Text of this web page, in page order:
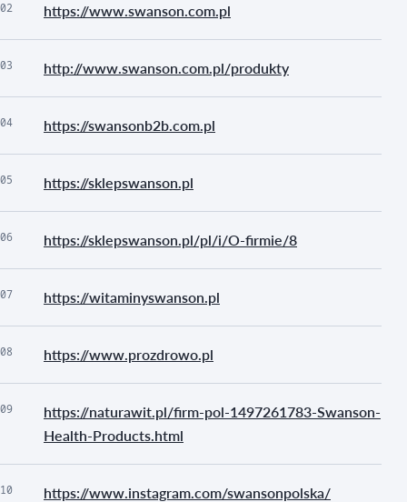
02 https://www.swanson.com.pl
03 http://www.swanson.com.pl/produkty
04 https://swansonb2b.com.pl
05 https://sklepswanson.pl
06 https://sklepswanson.pl/pl/i/O-firmie/8
07 https://witaminyswanson.pl
08 https://www.prozdrowo.pl
09
https://naturawit.pl/firm-pol-1497261783-Swanson-
Health-Products.html
10 https://www.instagram.com/swansonpolska/